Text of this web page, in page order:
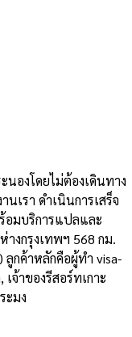
นองโดยไม่ต้องเดินทาง
เรา ดำเนินการเสร็จ
อมบริการแปลและ
างกรุงเทพฯ 568 กม.
ลูกค้าหลักคือผู้ทำ visa-
จ้าของรีสอร์ทเกาะ
ะมง